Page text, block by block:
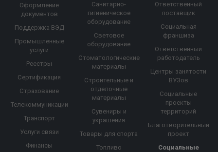
Оформление
документов
Поддержка ВЭД
Промышленные
услуги
Реестры
Сертификация
Страхование
Телекоммуникации
Транспорт
Услуги связи
Финансы
Санитарно-
гигиеническое
оборудование
Световое
оборудование
Стоматологические
материалы
Строительные и
отделочные
материалы
Сувениры и
украшения
Товары для спорта
Топливо
Ответственный
поставщик
Социальная
франшиза
Ответственный
работодатель
Центры занятости
ВУЗов
Социальные
проекты
территорий
Благотворительный
проект
Социальные